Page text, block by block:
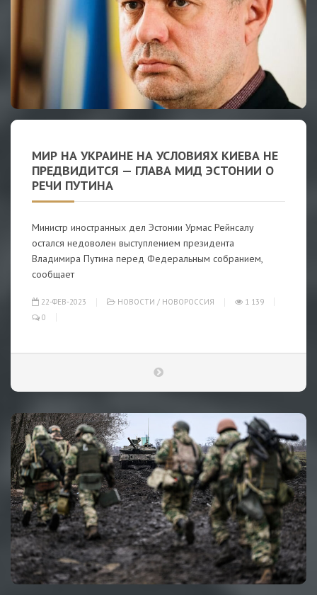
МИР НА УКРАИНЕ НА УСЛОВИЯХ КИЕВА НЕ
ПРЕДВИДИТСЯ — ГЛАВА МИД ЭСТОНИИ О
РЕЧИ ПУТИНА
Министр иностранных дел Эстонии Урмас Рейнсалу
остался недоволен выступлением президента
Владимира Путина перед Федеральным собранием,
сообщает
22-ФЕВ-2023 НОВОСТИ / НОВОРОССИЯ
1 139
0